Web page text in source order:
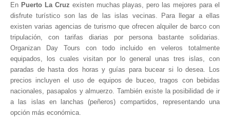
En Puerto La Cruz existen muchas playas, pero las mejores para el
disfrute turístico son las de las islas vecinas. Para llegar a ellas
existen varias agencias de turismo que ofrecen alquiler de barco con
tripulación, con tarifas diarias por persona bastante solidarias.
Organizan Day Tours con todo incluido en veleros totalmente
equipados, los cuales visitan por lo general unas tres islas, con
paradas de hasta dos horas y guías para bucear si lo desea. Los
precios incluyen el uso de equipos de buceo, tragos con bebidas
nacionales, pasapalos y almuerzo. También existe la posibilidad de ir
a las islas en lanchas (peñeros) compartidos, representando una
opción más económica.